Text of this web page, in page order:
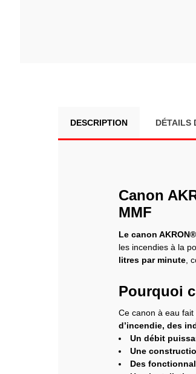
DESCRIPTION DÉTAILS
Canon
MMF
Le canon
les incendies à la
litres par minute ,
Pourquoi
Ce canon à eau
d’incendie, des
Un débit
Une
Des